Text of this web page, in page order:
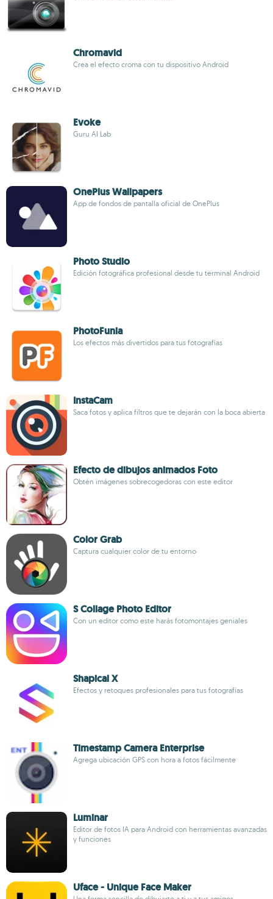
Chromavid
Crea el efecto croma con tu dispositivo Android
Evoke
Guru AI Lab
OnePlus Wallpapers
App de fondos de pantalla oficial de OnePlus
Photo Studio
Edición fotográfica profesional desde tu terminal Android
PhotoFunia
Los efectos más divertidos para tus fotografías
InstaCam
Saca fotos y aplica filtros que te dejarán con la boca abierta
Efecto de dibujos animados Foto
Obtén imágenes sobrecogedoras con este editor
Color Grab
Captura cualquier color de tu entorno
S Collage Photo Editor
Con un editor como este harás fotomontajes geniales
Shapical X
Efectos y retoques profesionales para tus fotografías
Timestamp Camera Enterprise
Agrega ubicación GPS con hora a fotos fácilmente
Luminar
Editor de fotos IA para Android con herramientas avanzadas
y funciones
Uface - Unique Face Maker